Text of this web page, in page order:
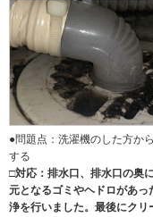
●問題点：洗濯機のした方か
する
□対応：排水口、排水口の奥
元となるゴミやヘドロがあっ
浄を行いました。最後にクリ